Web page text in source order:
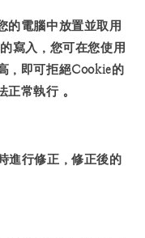
的電腦中放置並取用
寫入，您可在您使用
，即可拒絕Cookie的
常執行 。
進行修正，修正後的